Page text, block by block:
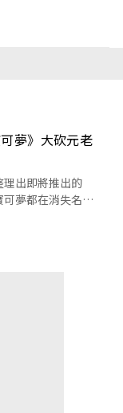
夢》大砍元老
出即將推出的
可夢都在消失名單